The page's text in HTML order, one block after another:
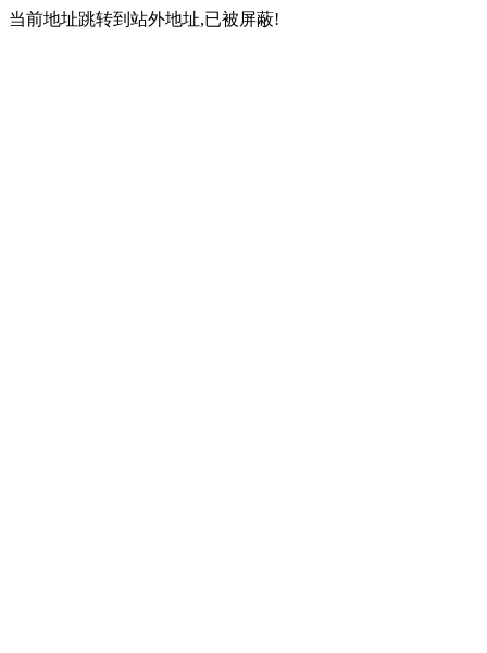
当前地址跳转到站外地址,已被屏蔽!